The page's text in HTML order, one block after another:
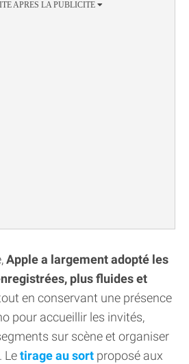
Apple a largement adopté les
plus fluides et
en conservant une présence
pour accueillir les invités,
sur scène et organiser
Letirage au sort proposé aux